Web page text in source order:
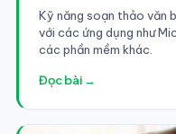
Kỹ năng soạn thảo văn
với các ứng dụng như
các phần mềm khác.
Đọc bài →